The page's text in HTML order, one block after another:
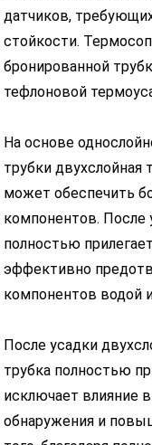
датчиков,
стойкости.
бронированной
тефлоновой
На основе
трубки двухслойная
может обеспечить
компонентов. После
полностью
эффективно
компонентов водой
После усадки
трубка полностью
исключает влияние
обнаружения и